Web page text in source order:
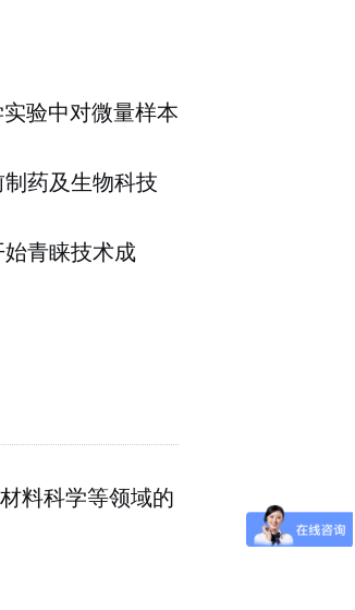
验中对微量样本
药及生物科技
青睐技术成
料科学等领域的